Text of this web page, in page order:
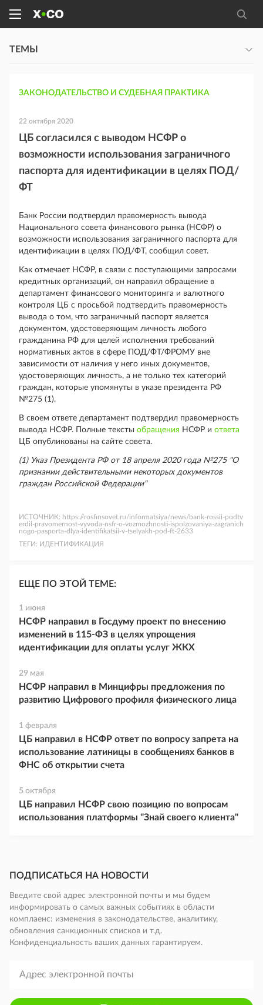
ТЕМЫ
ЗАКОНОДАТЕЛЬСТВО И СУДЕБНАЯ ПРАКТИКА
22 октября 2020
ЦБ согласился с выводом НСФР о
возможности использования заграничного
паспорта для идентификации в целях ПОД/
ФТ
Банк России подтвердил правомерность вывода
Национального совета финансового рынка (НСФР) о
возможности использования заграничного паспорта для
идентификации в целях ПОД/ФТ, сообщил совет.
Как отмечает НСФР, в связи с поступающими запросами
кредитных организаций, он направил обращение в
департамент финансового мониторинга и валютного
контроля ЦБ с просьбой подтвердить правомерность
вывода о том, что заграничный паспорт является
документом, удостоверяющим личность любого
гражданина РФ для целей исполнения требований
нормативных актов в сфере ПОД/ФТ/ФРОМУ вне
зависимости от наличия у него иных документов,
удостоверяющих личность, а не только тех категорий
граждан, которые упомянуты в указе президента РФ
№275 (1).
В своем ответе департамент подтвердил правомерность
вывода НСФР. Полные тексты обращения НСФР и ответа
ЦБ опубликованы на сайте совета.
(1) Указ Президента РФ от 18 апреля 2020 года №275 "О
признании действительными некоторых документов
граждан Российской Федерации"
ИСТОЧНИК: https://rosfinsovet.ru/informatsiya/news/bank-rossii-podtv
erdil-pravomernost-vyvoda-nsfr-o-vozmozhnosti-ispolzovaniya-zagranich
nogo-pasporta-dlya-identifikatsii-v-tselyakh-pod-ft-2633
ТЕГИ: ИДЕНТИФИКАЦИЯ
ЕЩЕ ПО ЭТОЙ ТЕМЕ:
1 июня
НСФР направил в Госдуму проект по внесению
изменений в 115-ФЗ в целях упрощения
идентификации для оплаты услуг ЖКХ
29 мая
НСФР направил в Минцифры предложения по
развитию Цифрового профиля физического лица
1 февраля
ЦБ направил в НСФР ответ по вопросу запрета на
использование латиницы в сообщениях банков в
ФНС об открытии счета
5 октября
ЦБ направил НСФР свою позицию по вопросам
использования платформы "Знай своего клиента"
ПОДПИСАТЬСЯ НА НОВОСТИ
Введите свой адрес электронной почты и мы будем
информировать о самых важных событиях в области
комплаенс: изменения в законодательстве, аналитику,
обновления санкционных списков и т.д.
Конфиденциальность ваших данных гарантируем.